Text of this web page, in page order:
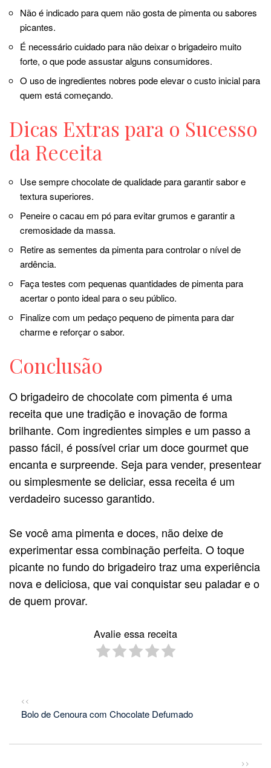
Não é indicado para quem não gosta de pimenta ou sabores
picantes.
É necessário cuidado para não deixar o brigadeiro muito
forte, o que pode assustar alguns consumidores.
O uso de ingredientes nobres pode elevar o custo inicial para
quem está começando.
Dicas Extras para o Sucesso
da Receita
Use sempre chocolate de qualidade para garantir sabor e
textura superiores.
Peneire o cacau em pó para evitar grumos e garantir a
cremosidade da massa.
Retire as sementes da pimenta para controlar o nível de
ardência.
Faça testes com pequenas quantidades de pimenta para
acertar o ponto ideal para o seu público.
Finalize com um pedaço pequeno de pimenta para dar
charme e reforçar o sabor.
Conclusão
O brigadeiro de chocolate com pimenta é uma
receita que une tradição e inovação de forma
brilhante. Com ingredientes simples e um passo a
passo fácil, é possível criar um doce gourmet que
encanta e surpreende. Seja para vender, presentear
ou simplesmente se deliciar, essa receita é um
verdadeiro sucesso garantido.
Se você ama pimenta e doces, não deixe de
experimentar essa combinação perfeita. O toque
picante no fundo do brigadeiro traz uma experiência
nova e deliciosa, que vai conquistar seu paladar e o
de quem provar.
Avalie essa receita
<<
Bolo de Cenoura com Chocolate Defumado
>>